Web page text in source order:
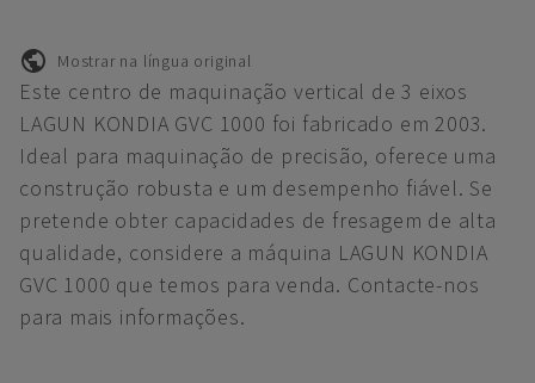
Mostrar na língua original
Este centro de maquinação vertical de 3 eixos
LAGUN KONDIA GVC 1000 foi fabricado em 2003.
Ideal para maquinação de precisão, oferece uma
construção robusta e um desempenho fiável. Se
pretende obter capacidades de fresagem de alta
qualidade, considere a máquina LAGUN KONDIA
GVC 1000 que temos para venda. Contacte-nos
para mais informações.